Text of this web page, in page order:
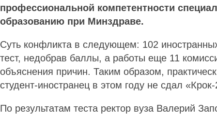
профессиональной компетентности
образованию при Минздраве.
Суть конфликта в следующем: 102
тест, недобрав баллы, а работы еще 11
объяснения причин. Таким образом,
студент-иностранец в этом году не сдал
По результатам теста ректор вуза Валерий